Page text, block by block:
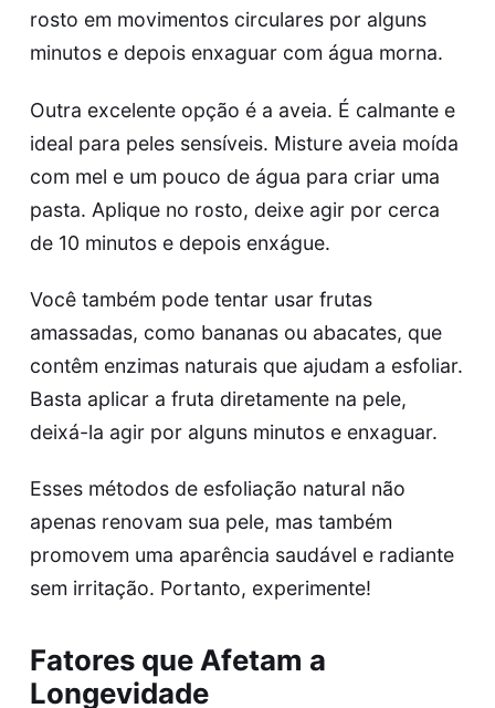
rosto em movimentos circulares por alguns
minutos e depois enxaguar com água morna.
Outra excelente opção é a aveia. É calmante e
ideal para peles sensíveis. Misture aveia moída
com mel e um pouco de água para criar uma
pasta. Aplique no rosto, deixe agir por cerca
de 10 minutos e depois enxágue.
Você também pode tentar usar frutas
amassadas, como bananas ou abacates, que
contêm enzimas naturais que ajudam a esfoliar.
Basta aplicar a fruta diretamente na pele,
deixá-la agir por alguns minutos e enxaguar.
Esses métodos de esfoliação natural não
apenas renovam sua pele, mas também
promovem uma aparência saudável e radiante
sem irritação. Portanto, experimente!
Fatores que Afetam a
Longevidade